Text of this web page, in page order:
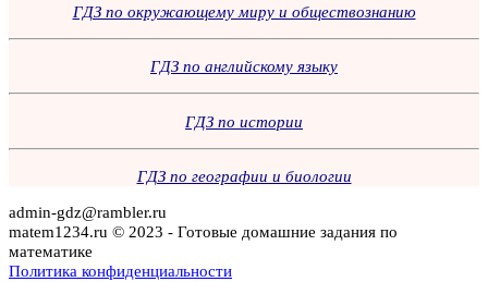
ГДЗ по окружающему миру и обществознанию
ГДЗ по английскому языку
ГДЗ по истории
ГДЗ по географии и биологии
admin-gdz@rambler.ru
matem1234.ru © 2023 - Готовые домашние задания по
математике
Политика конфиденциальности